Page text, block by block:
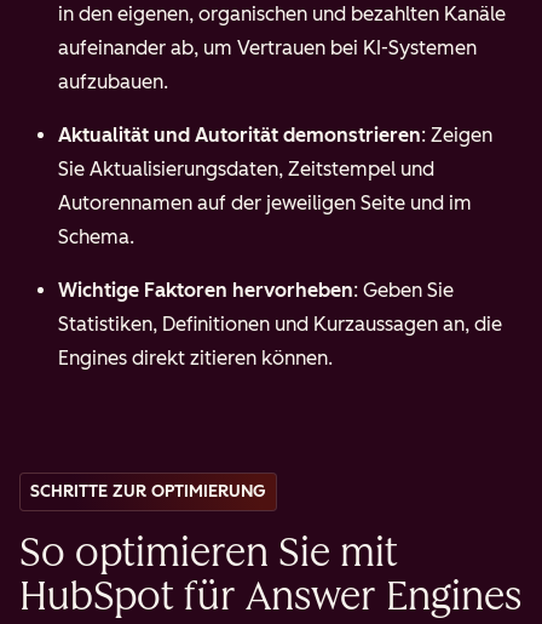
in den eigenen, organischen und bezahlten Kanäle
aufeinander ab, um Vertrauen bei KI-Systemen
aufzubauen.
Aktualität und Autorität demonstrieren: Zeigen
Sie Aktualisierungsdaten, Zeitstempel und
Autorennamen auf der jeweiligen Seite und im
Schema.
Wichtige Faktoren hervorheben: Geben Sie
Statistiken, Definitionen und Kurzaussagen an, die
Engines direkt zitieren können.
SCHRITTE ZUR OPTIMIERUNG
So optimieren Sie mit
HubSpot für Answer Engines